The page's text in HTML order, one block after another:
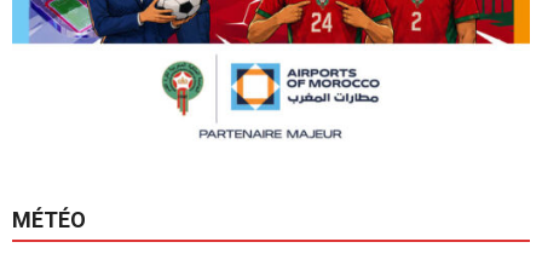
MÉTÉO